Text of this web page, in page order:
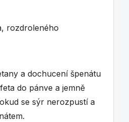
rozdroleného
a dochucení špenátu
do pánve a jemně
se sýr nerozpustí a